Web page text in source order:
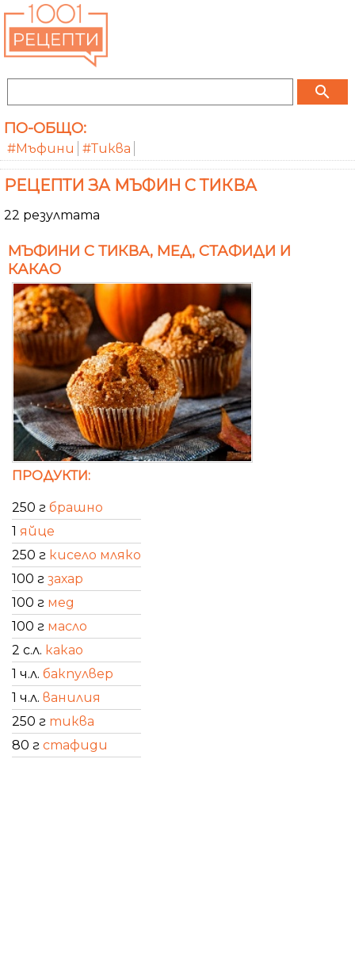
search
ПО-ОБЩО:
#Мъфини #Тиква
РЕЦЕПТИ ЗА МЪФИН С ТИКВА
22 резултата
МЪФИНИ С ТИКВА, МЕД, СТАФИДИ И
КАКАО
ПРОДУКТИ:
250 г брашно
1 яйце
250 г кисело мляко
100 г захар
100 г мед
100 г масло
2 с.л. какао
1 ч.л. бакпулвер
1 ч.л. ванилия
250 г тиква
80 г стафиди